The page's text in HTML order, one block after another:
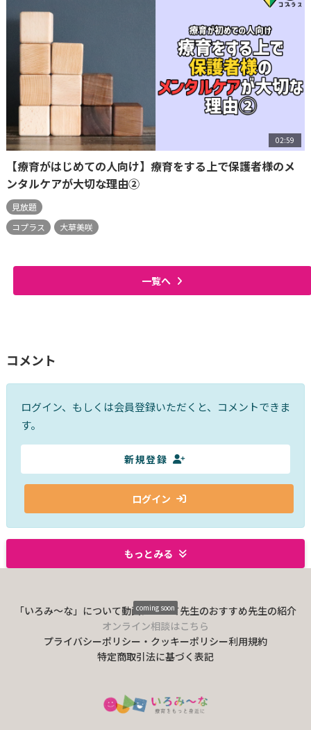
02:59
【療育がはじめての人向け】療育をする上で保護者様のメ
ンタルケアが大切な理由②
見放題
コプラス
大草美咲
一覧へ
コメント
ログイン、もしくは会員登録いただくと、コメントできま
す。
新規登録
ログイン
もっとみる
「いろみ〜な」について動画について先生のおすすめ先生の紹介
オンライン相談はこちら
coming soon
プライバシーポリシー・クッキーポリシー利用規約
特定商取引法に基づく表記